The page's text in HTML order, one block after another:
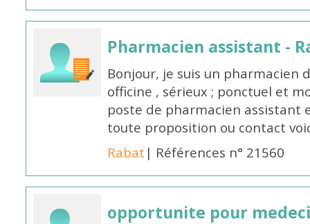
Pharmacien assistant -
Bonjour, je suis un pharmacien
officine , sérieux ; ponctuel et
poste de pharmacien
toute proposition ou contact
Rabat | Références n° 21560
opportunite pour